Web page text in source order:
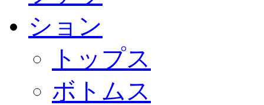
トップス
ボトムス